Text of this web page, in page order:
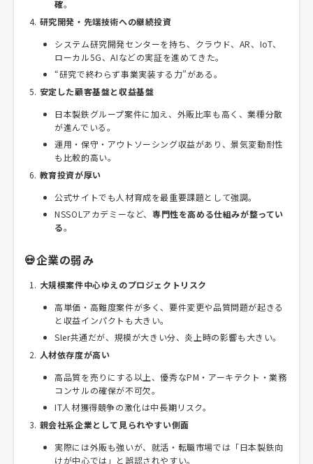
確。
研究開発・先端技術への継続投資
システム研究開発センターを持ち、クラウド、AR、IoT、
ローカル5G、AIなどの実証を進めてきた。
“研究で終わらず事業実装する力”がある。
安定した顧客基盤と収益基盤
日本製鉄グループ案件に加え、外販比率も高く、業種分散
が進んでいる。
運用・保守・アウトソーシング収益があり、景気変動耐性
も比較的高い。
教育投資が厚い
公式サイトでも人材育成を最重要課題として強調。
NSSOLアカデミーなど、 専門性を高める仕組みが整ってい
る。
💀企業の弱み
大規模案件中心ゆえのプロジェクトリスク
高単価・高難度案件が多く、要件変更や品質問題が起きる
と収益インパクトも大きい。
SIer共通だが、規模が大きい分、炎上時の影響も大きい。
人材依存度が高い
高品質を売りにする以上、優秀なPM・アーキテクト・業務
コンサルの確保が不可欠。
IT人材獲得競争の激化は中長期リスク。
親会社系企業として見られやすい側面
実際には外販も強いが、就活・転職市場では「日本製鉄向
けが中心では」と誤認されやすい。